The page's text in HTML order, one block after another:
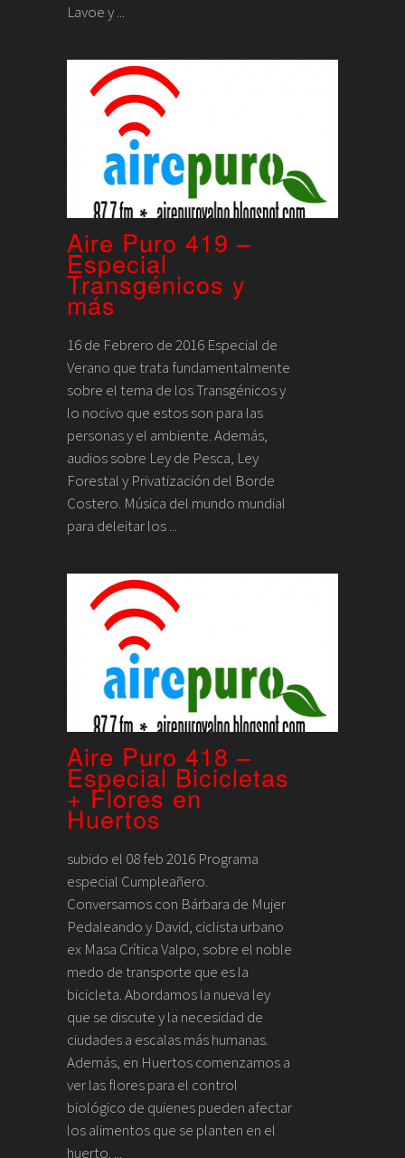
Lavoe y ...
Aire Puro 419 –
Especial
Transgénicos y
más
16 de Febrero de 2016 Especial de
Verano que trata fundamentalmente
sobre el tema de los Transgénicos y
lo nocivo que estos son para las
personas y el ambiente. Además,
audios sobre Ley de Pesca, Ley
Forestal y Privatización del Borde
Costero. Música del mundo mundial
para deleitar los ...
Aire Puro 418 –
Especial Bicicletas
+ Flores en
Huertos
subido el 08 feb 2016 Programa
especial Cumpleañero.
Conversamos con Bárbara de Mujer
Pedaleando y David, ciclista urbano
ex Masa Crítica Valpo, sobre el noble
medo de transporte que es la
bicicleta. Abordamos la nueva ley
que se discute y la necesidad de
ciudades a escalas más humanas.
Además, en Huertos comenzamos a
ver las flores para el control
biológico de quienes pueden afectar
los alimentos que se planten en el
huerto. ...